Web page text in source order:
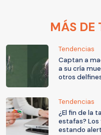
MÁS DE
Tendencias
Captan a
a su cría
otros
Tendencias
¿El fin de la
estafas?
estando